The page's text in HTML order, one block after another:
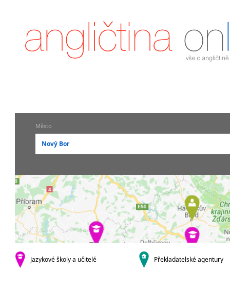
Město
Nový Bor
pražské městské části
Praha
Praha 1
Praha 2
Praha 4
Praha 5
Praha 6
Jazykové školy a učitelé Překladatelské agentury